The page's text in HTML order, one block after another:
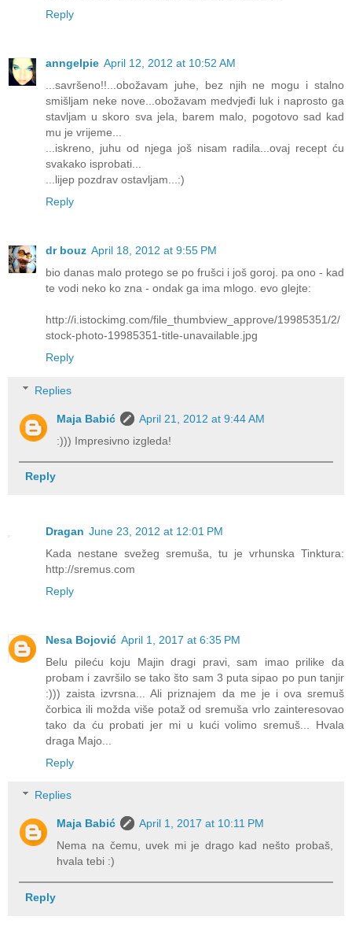
Reply
anngelpie April 12, 2012 at 10:52 AM
...savršeno!!...obožavam juhe, bez njih ne mogu i stalno
smišljam neke nove...obožavam medvjeđi luk i naprosto ga
stavljam u skoro sva jela, barem malo, pogotovo sad kad
mu je vrijeme...
...iskreno, juhu od njega još nisam radila...ovaj recept ću
svakako isprobati...
...lijep pozdrav ostavljam...:)
Reply
dr bouz April 18, 2012 at 9:55 PM
bio danas malo protego se po frušci i još goroj. pa ono - kad
te vodi neko ko zna - ondak ga ima mlogo. evo glejte:
http://i.istockimg.com/file_thumbview_approve/19985351/2/
stock-photo-19985351-title-unavailable.jpg
Reply
Replies
Maja Babić
April 21, 2012 at 9:44 AM
:))) Impresivno izgleda!
Reply
Dragan June 23, 2012 at 12:01 PM
Kada nestane svežeg sremuša, tu je vrhunska Tinktura:
http://sremus.com
Reply
Nesa Bojović April 1, 2017 at 6:35 PM
Belu pileću koju Majin dragi pravi, sam imao prilike da
probam i završilo se tako što sam 3 puta sipao po pun tanjir
:))) zaista izvrsna... Ali priznajem da me je i ova sremuš
čorbica ili možda više potaž od sremuša vrlo zainteresovao
tako da ću probati jer mi u kući volimo sremuš... Hvala
draga Majo...
Reply
Replies
Maja Babić
April 1, 2017 at 10:11 PM
Nema na čemu, uvek mi je drago kad nešto probaš,
hvala tebi :)
Reply